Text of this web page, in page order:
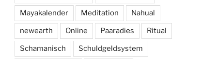
Mayakalender Meditation Nahual
newearth Online Paaradies Ritual
Schamanisch Schuldgeldsystem